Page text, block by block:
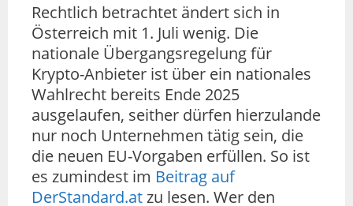
Rechtlich betrachtet ändert sich in
Österreich mit 1. Juli wenig. Die
nationale Übergangsregelung für
Krypto-Anbieter ist über ein nationales
Wahlrecht bereits Ende 2025
ausgelaufen, seither dürfen hierzulande
nur noch Unternehmen tätig sein, die
die neuen EU-Vorgaben erfüllen. So ist
es zumindest im Beitrag auf
DerStandard.atzu lesen. Wer den